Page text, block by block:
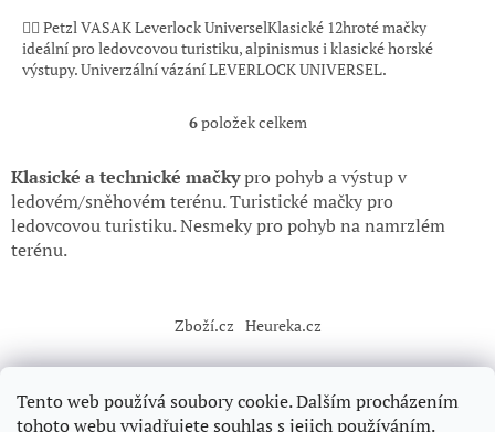
Tento web používá soubory cookie. Dalším procházením
tohoto webu vyjadřujete souhlas s jejich používáním.
🧗‍♂️ Petzl VASAK Leverlock UniverselKlasické 12hroté mačky
ideální pro ledovcovou turistiku, alpinismus i klasické horské
výstupy. Univerzální vázání LEVERLOCK UNIVERSEL.
O
l
á
d
a
r
v
k
v
ý
6položek celkem
Klasické a technické mačkypro pohyb a výstup v
ledovém/sněhovém terénu. Turistické mačky pro
ledovcovou turistiku. Nesmeky pro pohyb na namrzlém
terénu.
a
Zboží.cz Heureka.cz